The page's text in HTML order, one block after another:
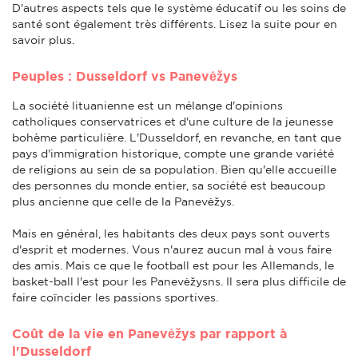
D'autres aspects tels que le système éducatif ou les soins de
santé sont également très différents. Lisez la suite pour en
savoir plus.
Peuples : Dusseldorf vs Panevėžys
La société lituanienne est un mélange d'opinions
catholiques conservatrices et d'une culture de la jeunesse
bohème particulière. L'Dusseldorf, en revanche, en tant que
pays d'immigration historique, compte une grande variété
de religions au sein de sa population. Bien qu'elle accueille
des personnes du monde entier, sa société est beaucoup
plus ancienne que celle de la Panevėžys.
Mais en général, les habitants des deux pays sont ouverts
d'esprit et modernes. Vous n'aurez aucun mal à vous faire
des amis. Mais ce que le football est pour les Allemands, le
basket-ball l'est pour les Panevėžysns. Il sera plus difficile de
faire coïncider les passions sportives.
Coût de la vie en Panevėžys par rapport à
l'Dusseldorf